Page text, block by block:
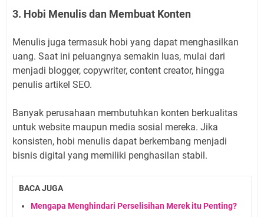
3. Hobi Menulis dan Membuat Konten
Menulis juga termasuk hobi yang dapat menghasilkan
uang. Saat ini peluangnya semakin luas, mulai dari
menjadi blogger, copywriter, content creator, hingga
penulis artikel SEO.
Banyak perusahaan membutuhkan konten berkualitas
untuk website maupun media sosial mereka. Jika
konsisten, hobi menulis dapat berkembang menjadi
bisnis digital yang memiliki penghasilan stabil.
BACA JUGA
Mengapa Menghindari Perselisihan Merek itu Penting?